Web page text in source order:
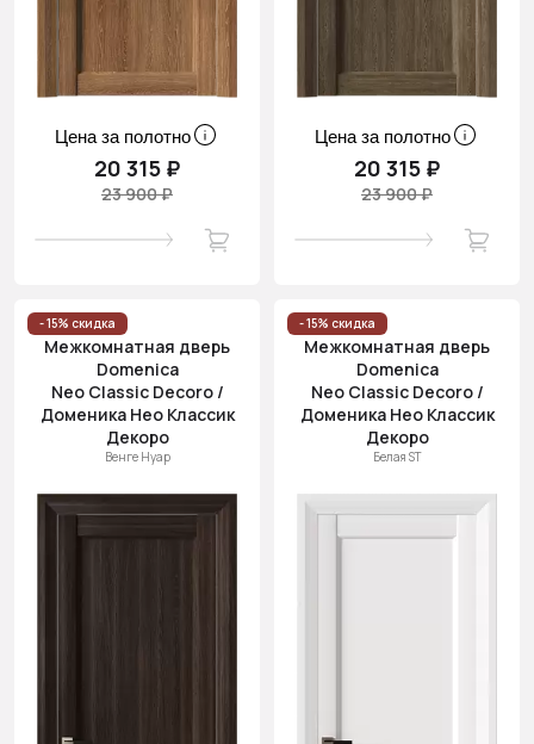
Цена за полотно
20 315 ₽
23 900 ₽
Цена за полотно
20 315 ₽
23 900 ₽
- 15% скидка
Межкомнатная дверь
Domenica
Neo Classic Decoro /
Доменика Нео Классик
Декоро
Венге Нуар
- 15% скидка
Межкомнатная дверь
Domenica
Neo Classic Decoro /
Доменика Нео Классик
Декоро
Белая ST